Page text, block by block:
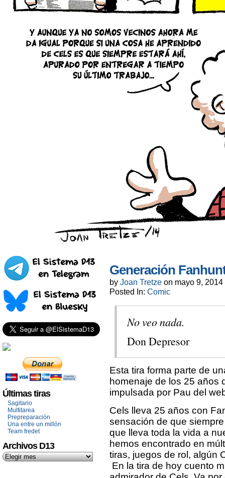
Últimas tiras
Sagitario
Multitarea
Prepreparación
Una entre un millón
Team fredet
Archivos D13
Generación
by Joan Tretze on mayo 9, 2014
Posted In: Comic
No veo nada.
Don Depresor
Esta tira forma parte de
homenaje de los 25 años
impulsada por Pau del
Cels lleva 25 años con
sensación de que
que lleva toda la vida a
hemos encontrado en
tiras, juegos de rol, algún
En la tira de hoy cuento